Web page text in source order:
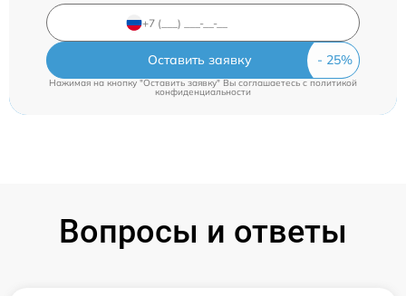
Оставить заявку
Нажимая на кнопку "Оставить заявку" Вы соглашаетесь cполитикой
конфиденциальности
Вопросы и ответы